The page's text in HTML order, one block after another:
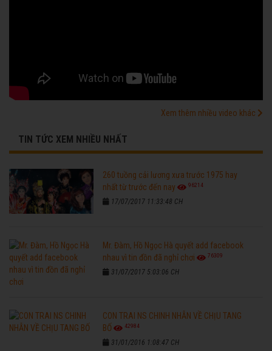
Xem thêm nhiều video khác
TIN TỨC XEM NHIỀU NHẤT
260 tuồng cải lương xưa trước 1975 hay
nhất từ trước đến nay
96214
17/07/2017 11:33:48 CH
Mr. Đàm, Hồ Ngọc Hà quyết add facebook
nhau vì tin đồn đã nghỉ chơi
76309
31/07/2017 5:03:06 CH
CON TRAI NS CHINH NHẪN VỀ CHỊU TANG
BỐ
42984
31/01/2016 1:08:47 CH